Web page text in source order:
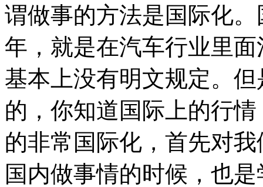
谓做事的方法是国际化
年，就是在汽车行业里
基本上没有明文规定。
的，你知道国际上的行
的非常国际化，首先对
国内做事情的时候，也